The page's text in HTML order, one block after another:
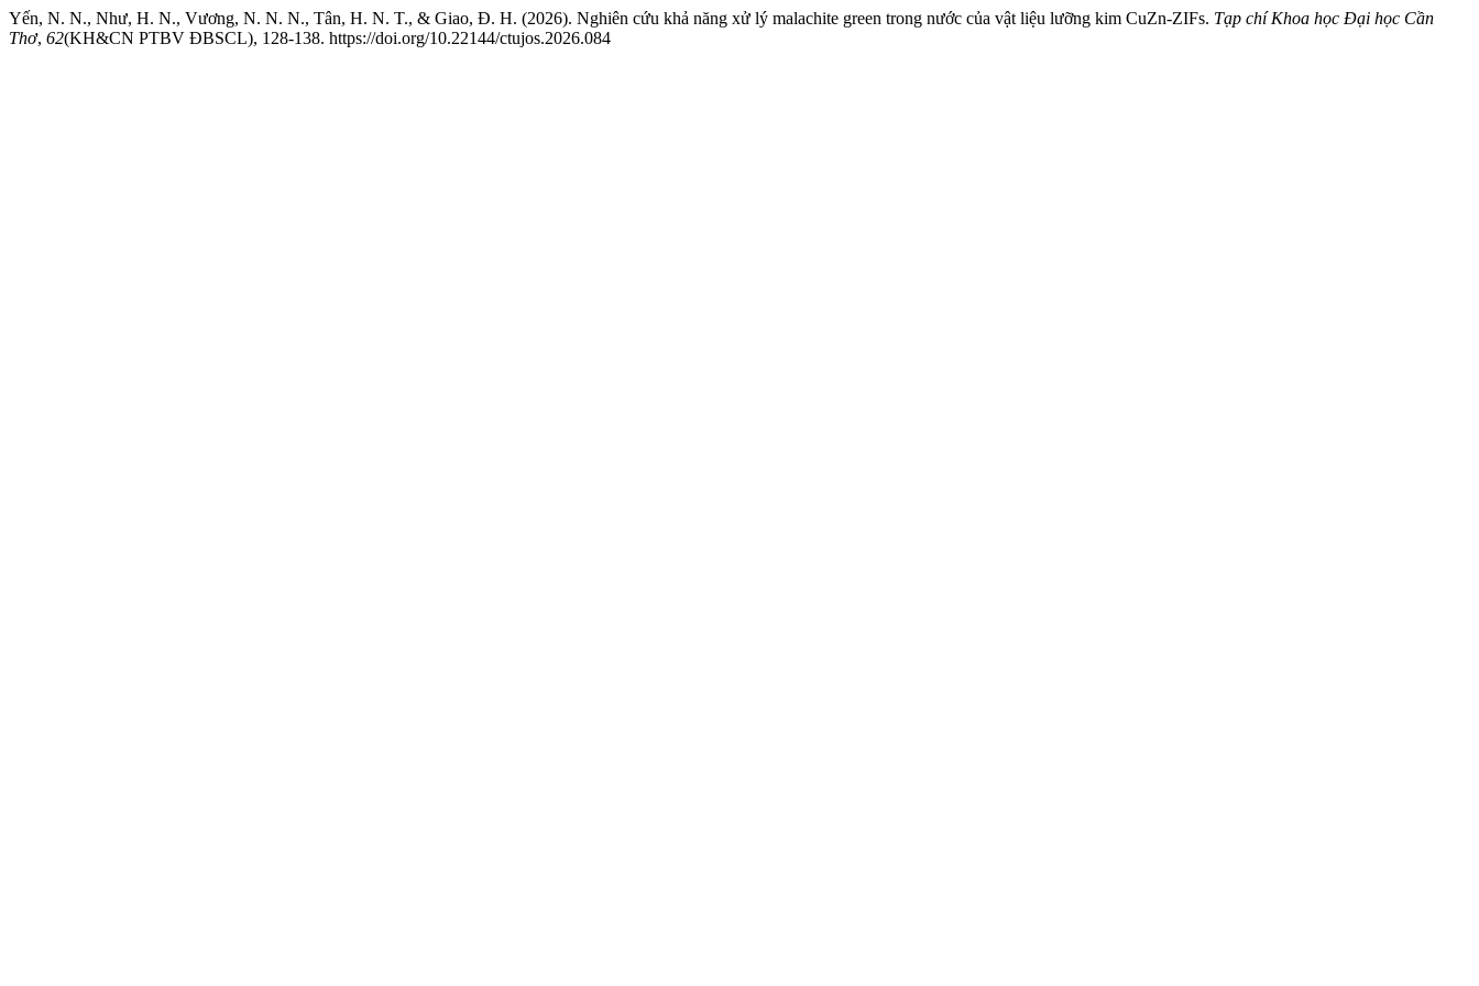
Yến, N. N., Như, H. N., Vương, N. N. N., Tân, H. N. T., & Giao, Đ. H. (2026). Nghiên cứu khả năng xử lý malachite green trong nước của vật liệu lưỡng kim CuZn-ZIFs. Tạp chí Khoa học Đại học Cần
Thơ, 62(KH&CN PTBV ĐBSCL), 128-138. https://doi.org/10.22144/ctujos.2026.084